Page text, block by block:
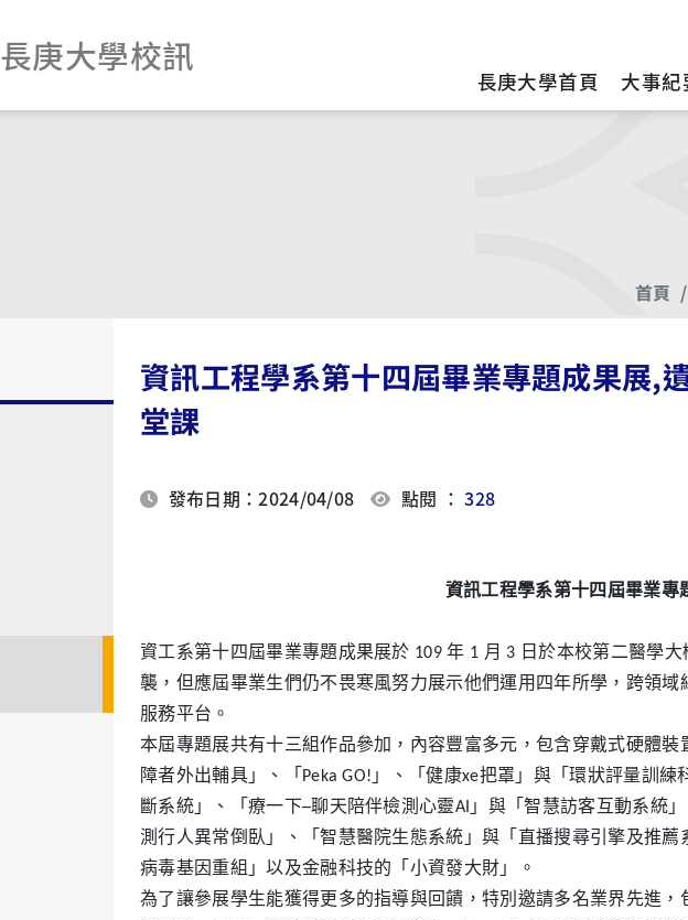
長庚大學校訊
長庚大學首頁 大事紀
首頁
資訊工程學系第十四屆畢業專題成果展,
堂課
發布日期：2024/04/08 點閱 ：328
資訊工程學系第十四屆畢業專
資工系第十四屆畢業專題成果展於 109 年 1 月 3 日於本校第二醫學
襲，但應屆畢業生們仍不畏寒風努力展示他們運用四年所學，跨領
服務平台。
本屆專題展共有十三組作品參加，內容豐富多元，包含穿戴式硬體
障者外出輔具」、「Peka GO!」、「健康xe把罩」與「環狀評量訓
斷系統」、「療一下─聊天陪伴檢測心靈AI」與「智慧訪客互動系統
測行人異常倒臥」、「智慧醫院生態系統」與「直播搜尋引擎及推
病毒基因重組」以及金融科技的「小資發大財」。
為了讓參展學生能獲得更多的指導與回饋，特別邀請多名業界先進